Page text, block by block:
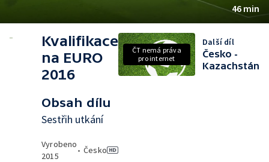
46 min
Kvalifikace
na EURO
2016
Obsah dílu
Sestřih utkání
Vyrobeno
2015
• Česko
ČT nemá práva
pro internet
Další díl
Česko -
Kazachstán